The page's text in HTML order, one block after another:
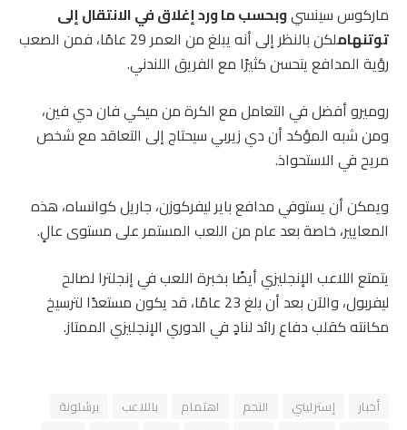
ماركوس سينسيوبحسب ما ورد إغلاق في الانتقال إلى
توتنهام
لكن بالنظر إلى أنه يبلغ من العمر 29 عامًا، فمن الصعب
رؤية المدافع يتحسن كثيرًا مع الفريق اللندني.
روميرو أفضل في التعامل مع الكرة من ميكي فان دي فين،
ومن شبه المؤكد أن دي زيربي سيحتاج إلى التعاقد مع شخص
مريح في الاستحواذ.
ويمكن أن يستوفي مدافع باير ليفركوزن، جاريل كوانساه، هذه
المعايير، خاصة بعد عام من اللعب المستمر على مستوى عالٍ.
يتمتع اللاعب الإنجليزي أيضًا بخبرة اللعب في إنجلترا لصالح
ليفربول، والآن بعد أن بلغ 23 عامًا، قد يكون مستعدًا لترسيخ
مكانته كقلب دفاع رائد لنادٍ في الدوري الإنجليزي الممتاز.
أخبار إسترليني النجم اهتمام باللاعب
برشلونة